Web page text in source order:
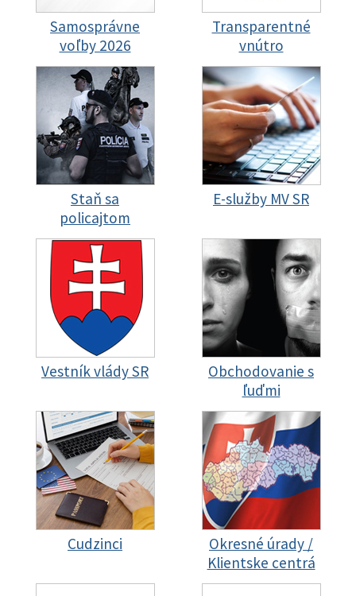
Samosprávne
voľby 2026
Transparentné
vnútro
Staň sa
policajtom
E-služby MV SR
Vestník vlády SR
Obchodovanie s
ľuďmi
Cudzinci
Okresné úrady /
Klientske centrá